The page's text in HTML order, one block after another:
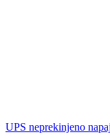
UPS neprekinjeno